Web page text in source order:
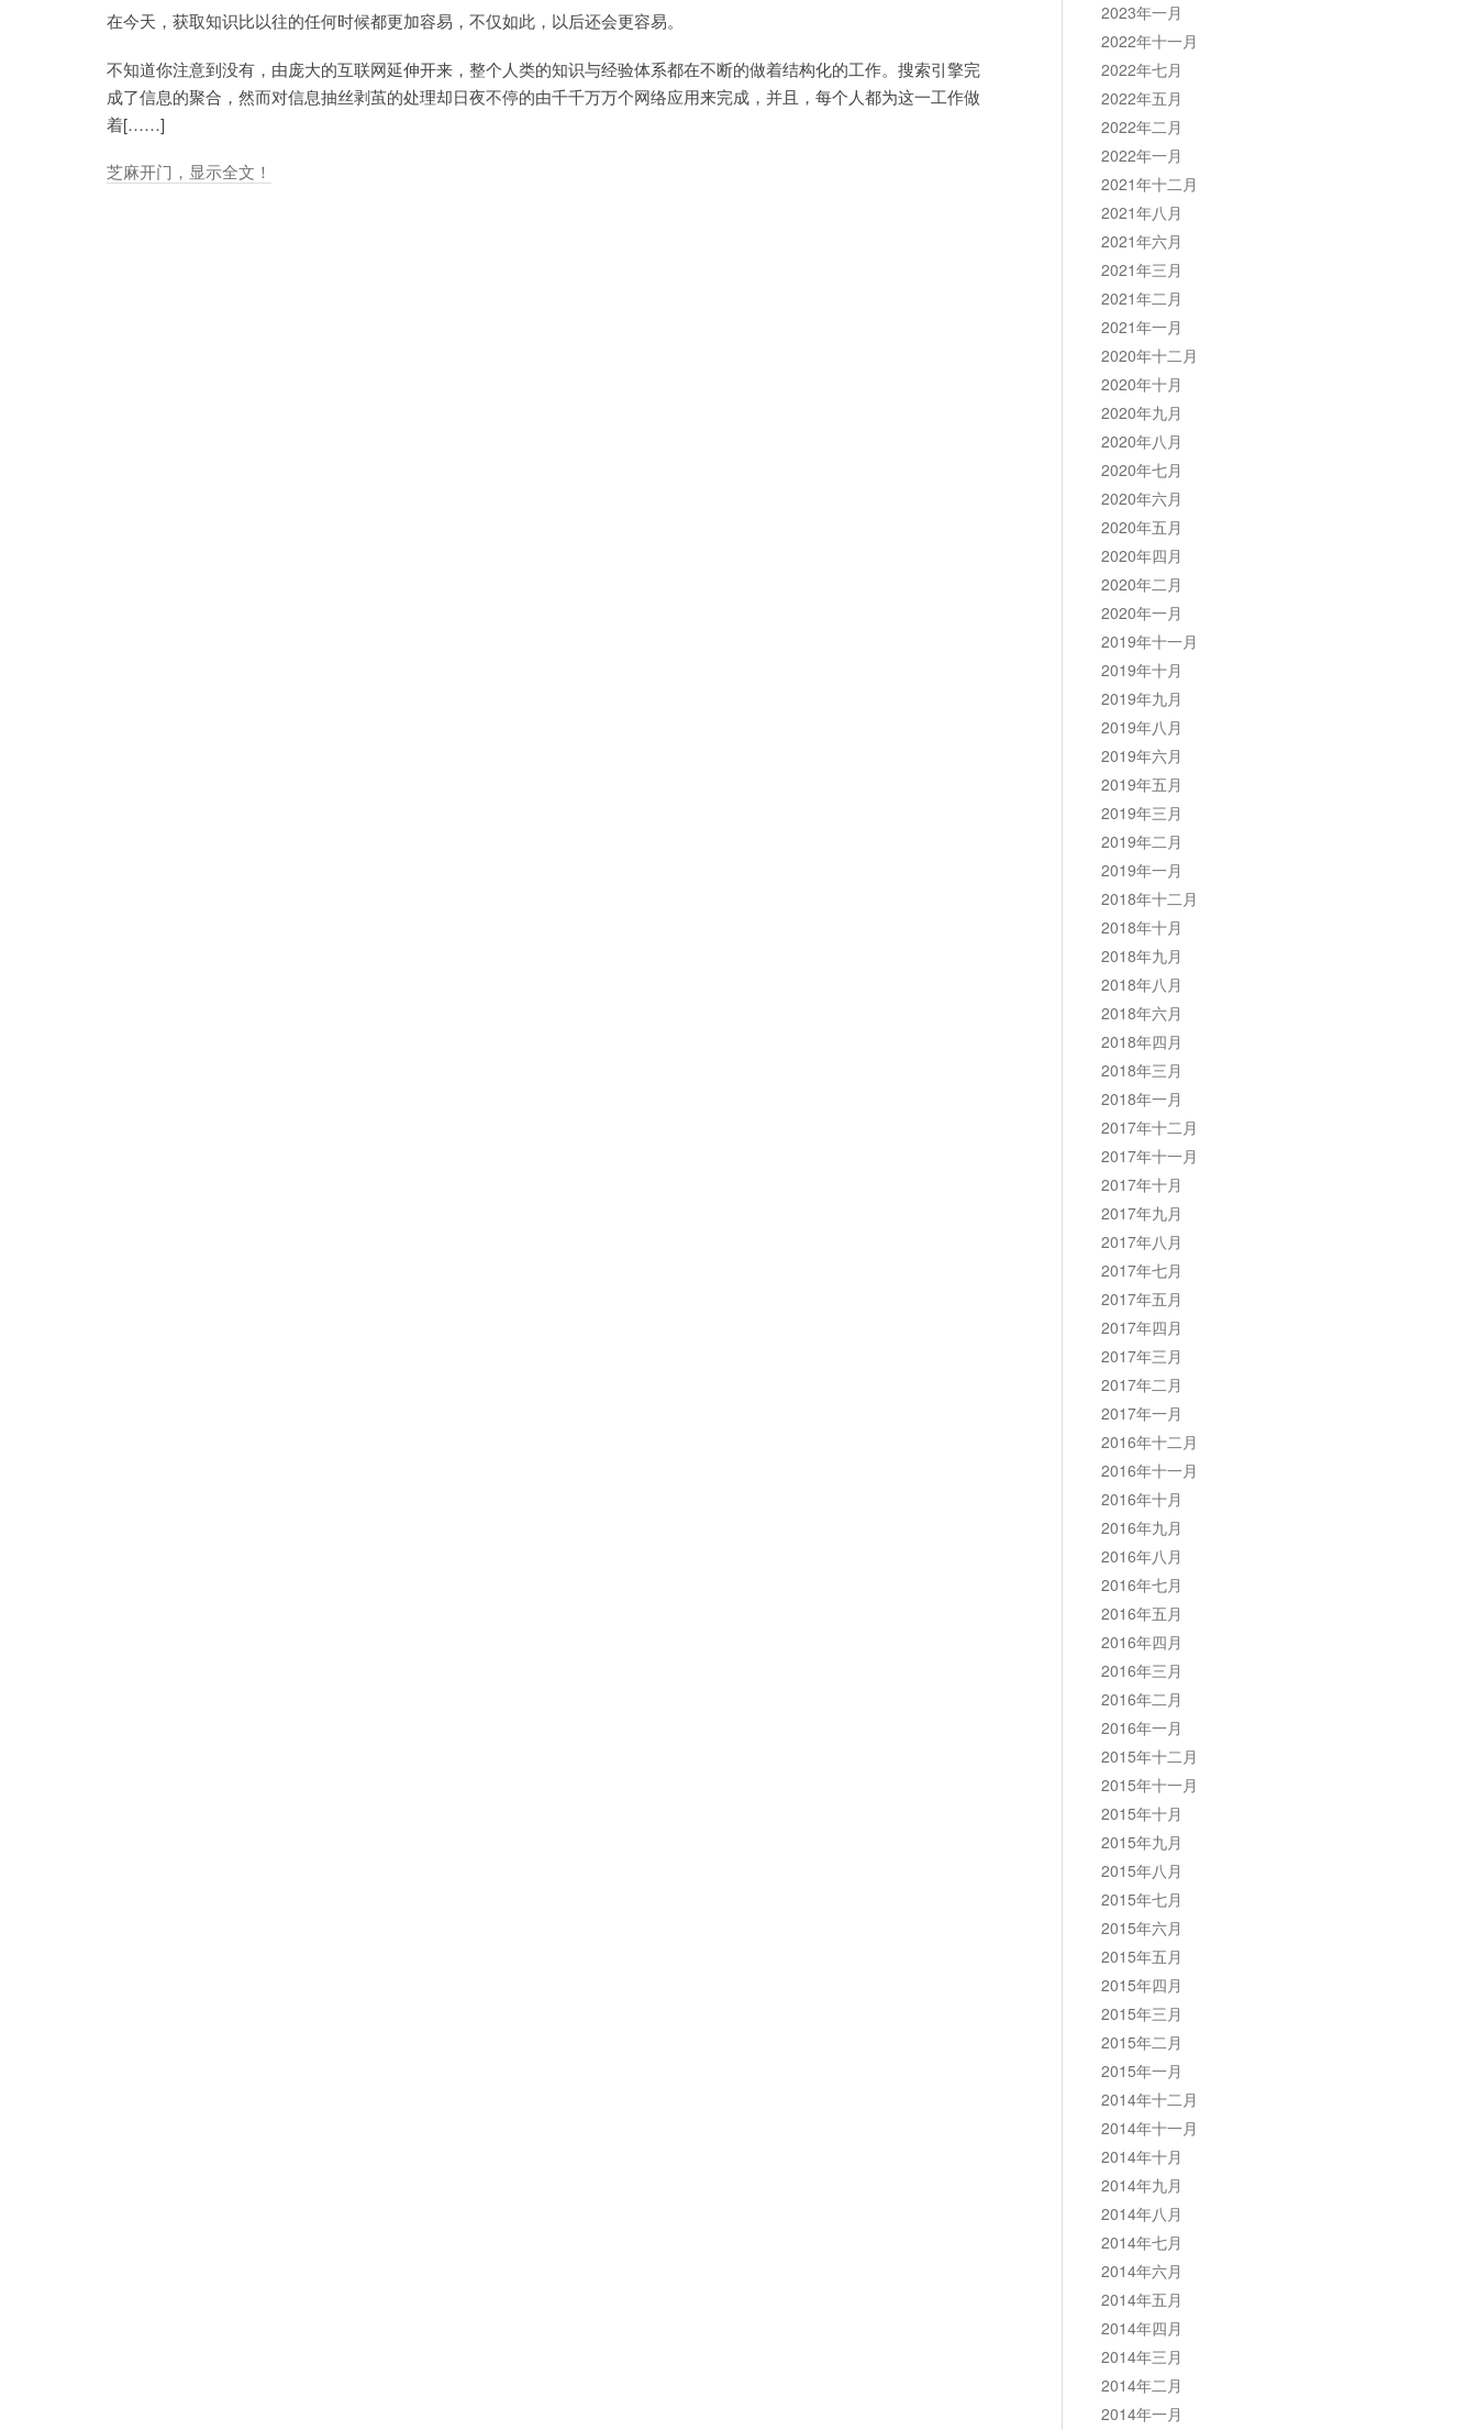
在今天，获取知识比以往的任何时候都更加容易，不仅如此，以后还会更容易。
不知道你注意到没有，由庞大的互联网延伸开来，整个人类的知识与经验体系都在不断的做着结构化的工作。搜索引擎完
成了信息的聚合，然而对信息抽丝剥茧的处理却日夜不停的由千千万万个网络应用来完成，并且，每个人都为这一工作做
着[……]
芝麻开门，显示全文！
2023年一月
2022年十一月
2022年七月
2022年五月
2022年二月
2022年一月
2021年十二月
2021年八月
2021年六月
2021年三月
2021年二月
2021年一月
2020年十二月
2020年十月
2020年九月
2020年八月
2020年七月
2020年六月
2020年五月
2020年四月
2020年二月
2020年一月
2019年十一月
2019年十月
2019年九月
2019年八月
2019年六月
2019年五月
2019年三月
2019年二月
2019年一月
2018年十二月
2018年十月
2018年九月
2018年八月
2018年六月
2018年四月
2018年三月
2018年一月
2017年十二月
2017年十一月
2017年十月
2017年九月
2017年八月
2017年七月
2017年五月
2017年四月
2017年三月
2017年二月
2017年一月
2016年十二月
2016年十一月
2016年十月
2016年九月
2016年八月
2016年七月
2016年五月
2016年四月
2016年三月
2016年二月
2016年一月
2015年十二月
2015年十一月
2015年十月
2015年九月
2015年八月
2015年七月
2015年六月
2015年五月
2015年四月
2015年三月
2015年二月
2015年一月
2014年十二月
2014年十一月
2014年十月
2014年九月
2014年八月
2014年七月
2014年六月
2014年五月
2014年四月
2014年三月
2014年二月
2014年一月